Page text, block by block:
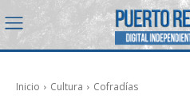
Inicio Cultura Cofradías